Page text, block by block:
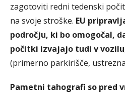
zagotoviti redni tedenski
na svoje stroške. EU
področju, ki bo omogočal,
počitki izvajajo tudi v vozilu
(primerno parkirišče,
Pametni tahografi so pred